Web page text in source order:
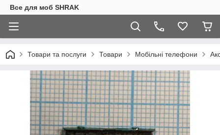
Все для моб SHRAK
Товари та послуги Товари Мобільні телефони